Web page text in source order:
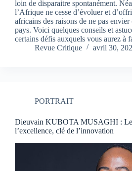
loin de disparaitre spontanément.
l’Afrique ne cesse d’évoluer et
africains des raisons de ne pas
pays. Voici quelques conseils et
certains défis auxquels vous aurez à
Revue Critique
avril 30,
PORTRAIT
Dieuvain KUBOTA MUSAGHI :
l’excellence, clé de l’innovation